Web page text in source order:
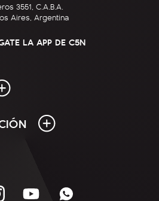
3551, C.A.B.A.
Aires, Argentina
LA APP DE C5N